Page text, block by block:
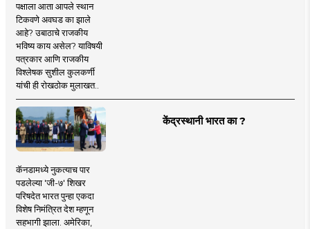
पक्षाला आता आपले स्थान
टिकवणे अवघड का झाले
आहे? उबाठाचे राजकीय
भविष्य काय असेल? याविषयी
पत्रकार आणि राजकीय
विश्लेषक सुशील कुलकर्णी
यांची ही रोखठोक मुलाखत..
केंद्रस्थानी भारत का ?
कॅनडामध्ये नुकत्याच पार
पडलेल्या 'जी-७' शिखर
परिषदेत भारत पुन्हा एकदा
विशेष निमंत्रित देश म्हणून
सहभागी झाला. अमेरिका,